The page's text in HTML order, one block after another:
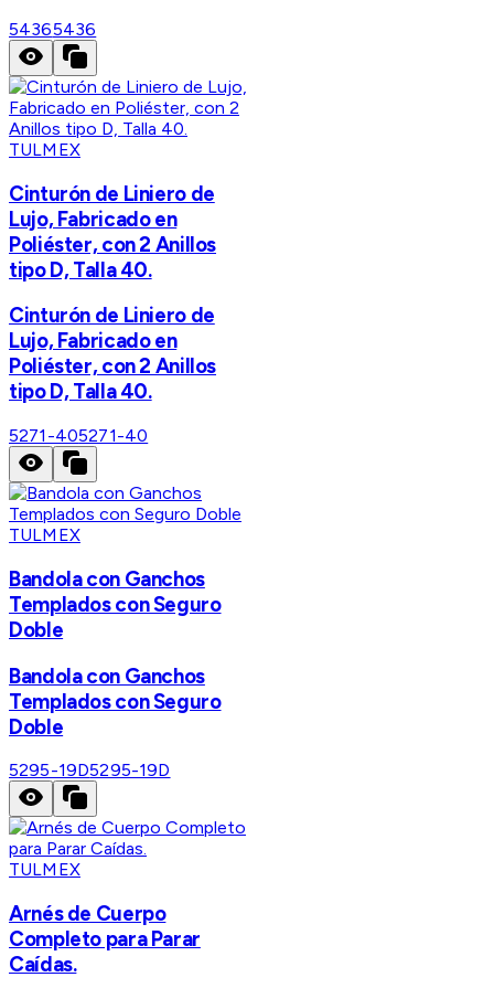
54365436
TULMEX
Cinturón de Liniero de
Lujo, Fabricado en
Poliéster, con 2 Anillos
tipo D, Talla 40.
Cinturón de Liniero de
Lujo, Fabricado en
Poliéster, con 2 Anillos
tipo D, Talla 40.
5271-405271-40
TULMEX
Bandola con Ganchos
Templados con Seguro
Doble
Bandola con Ganchos
Templados con Seguro
Doble
5295-19D5295-19D
TULMEX
Arnés de Cuerpo
Completo para Parar
Caídas.